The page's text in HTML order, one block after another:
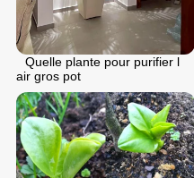
Quelle plante pour purifier l
air gros pot